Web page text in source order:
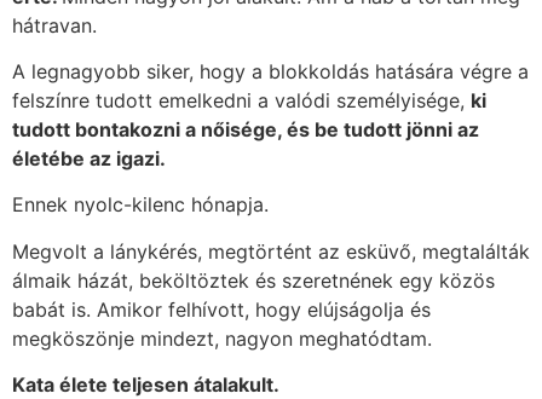
hátravan.
A legnagyobb siker, hogy a blokkoldás hatására végre a
felszínre tudott emelkedni a valódi személyisége, ki
tudott bontakozni a nőisége, és be tudott jönni az
életébe az igazi.
Ennek nyolc-kilenc hónapja.
Megvolt a lánykérés, megtörtént az esküvő, megtalálták
álmaik házát, beköltöztek és szeretnének egy közös
babát is. Amikor felhívott, hogy elújságolja és
megköszönje mindezt, nagyon meghatódtam.
Kata élete teljesen átalakult.